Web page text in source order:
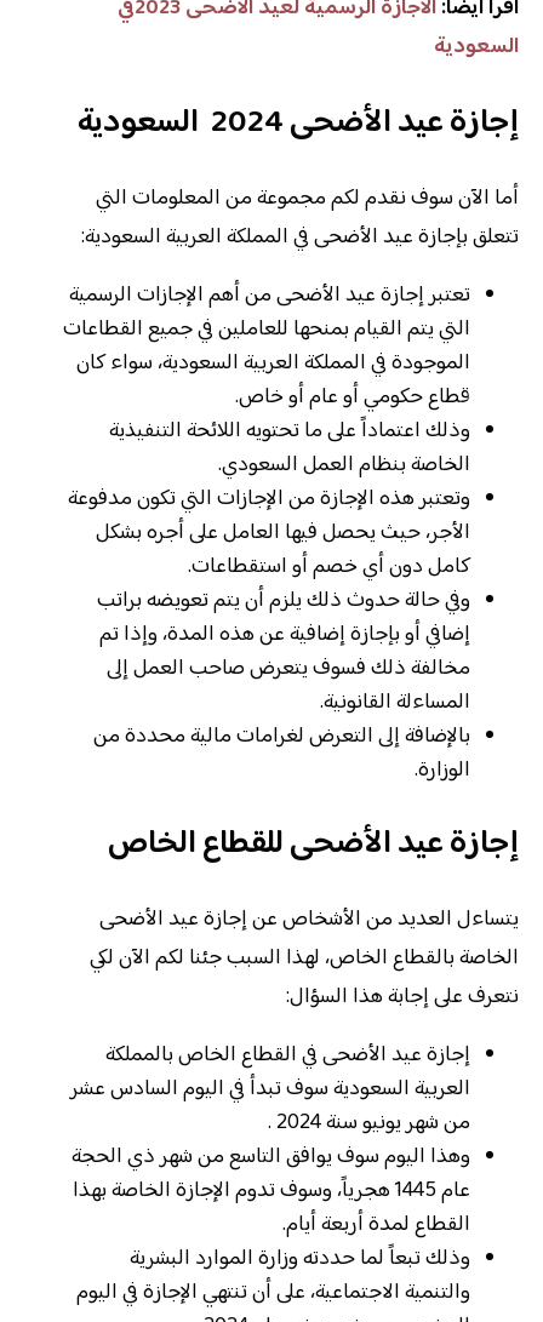
اقرأ أيضاً:
الاجازة الرسمية لعيد الاضحى 2023في
السعودية
إجازة عيد الأضحى 2024 السعودية
أما الآن سوف نقدم لكم مجموعة من المعلومات التي
تتعلق بإجازة عيد الأضحى في المملكة العربية السعودية:
تعتبر إجازة عيد الأضحى من أهم الإجازات الرسمية
التي يتم القيام بمنحها للعاملين في جميع القطاعات
الموجودة في المملكة العربية السعودية، سواء كان
قطاع حكومي أو عام أو خاص.
وذلك اعتماداً على ما تحتويه اللائحة التنفيذية
الخاصة بنظام العمل السعودي.
وتعتبر هذه الإجازة من الإجازات التي تكون مدفوعة
الأجر، حيث يحصل فيها العامل على أجره بشكل
كامل دون أي خصم أو استقطاعات.
وفي حالة حدوث ذلك يلزم أن يتم تعويضه براتب
إضافي أو بإجازة إضافية عن هذه المدة، وإذا تم
مخالفة ذلك فسوف يتعرض صاحب العمل إلى
المساءلة القانونية.
بالإضافة إلى التعرض لغرامات مالية محددة من
الوزارة.
إجازة عيد الأضحى للقطاع الخاص
يتساءل العديد من الأشخاص عن إجازة عيد الأضحى
الخاصة بالقطاع الخاص، لهذا السبب جئنا لكم الآن لكي
نتعرف على إجابة هذا السؤال:
إجازة عيد الأضحى في القطاع الخاص بالمملكة
العربية السعودية سوف تبدأ في اليوم السادس عشر
من شهر يونيو سنة 2024 .
وهذا اليوم سوف يوافق التاسع من شهر ذي الحجة
عام 1445 هجرياً، وسوف تدوم الإجازة الخاصة بهذا
القطاع لمدة أربعة أيام.
وذلك تبعاً لما حددته وزارة الموارد البشرية
والتنمية الاجتماعية، على أن تنتهي الإجازة في اليوم